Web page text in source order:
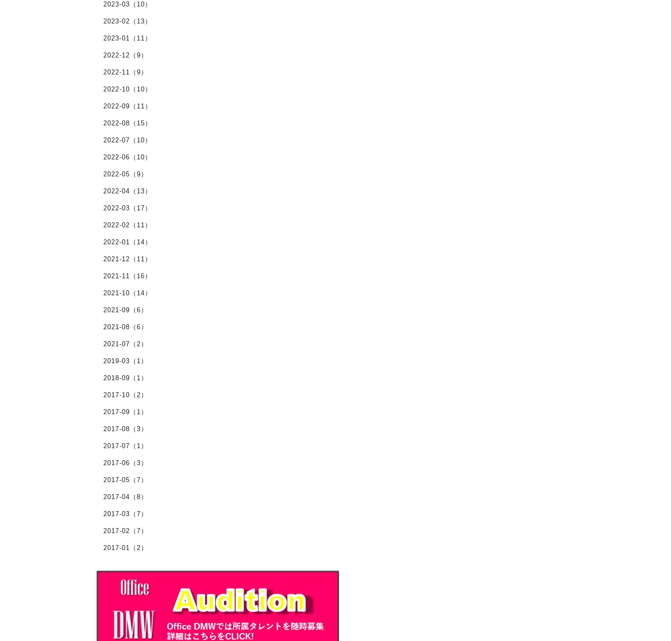
2023-03（10）
2023-02（13）
2023-01（11）
2022-12（9）
2022-11（9）
2022-10（10）
2022-09（11）
2022-08（15）
2022-07（10）
2022-06（10）
2022-05（9）
2022-04（13）
2022-03（17）
2022-02（11）
2022-01（14）
2021-12（11）
2021-11（16）
2021-10（14）
2021-09（6）
2021-08（6）
2021-07（2）
2019-03（1）
2018-09（1）
2017-10（2）
2017-09（1）
2017-08（3）
2017-07（1）
2017-06（3）
2017-05（7）
2017-04（8）
2017-03（7）
2017-02（7）
2017-01（2）